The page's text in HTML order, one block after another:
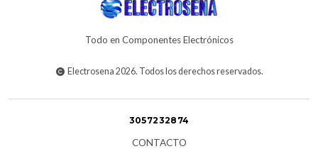
Todo en Componentes Electrónicos
Electrosena 2026. Todos los derechos reservados.
3057232874
CONTACTO